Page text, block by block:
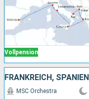
Vollpension
FRANKREICH, SPANIEN
MSC Orchestra